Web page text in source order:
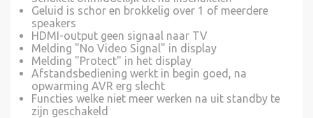
Geluid is schor en brokkelig over 1 of meerdere
speakers
HDMI-output geen signaal naar TV
Melding "No Video Signal" in display
Melding "Protect" in het display
Afstandsbediening werkt in begin goed, na
opwarming AVR erg slecht
Functies welke niet meer werken na uit standby te
zijn geschakeld